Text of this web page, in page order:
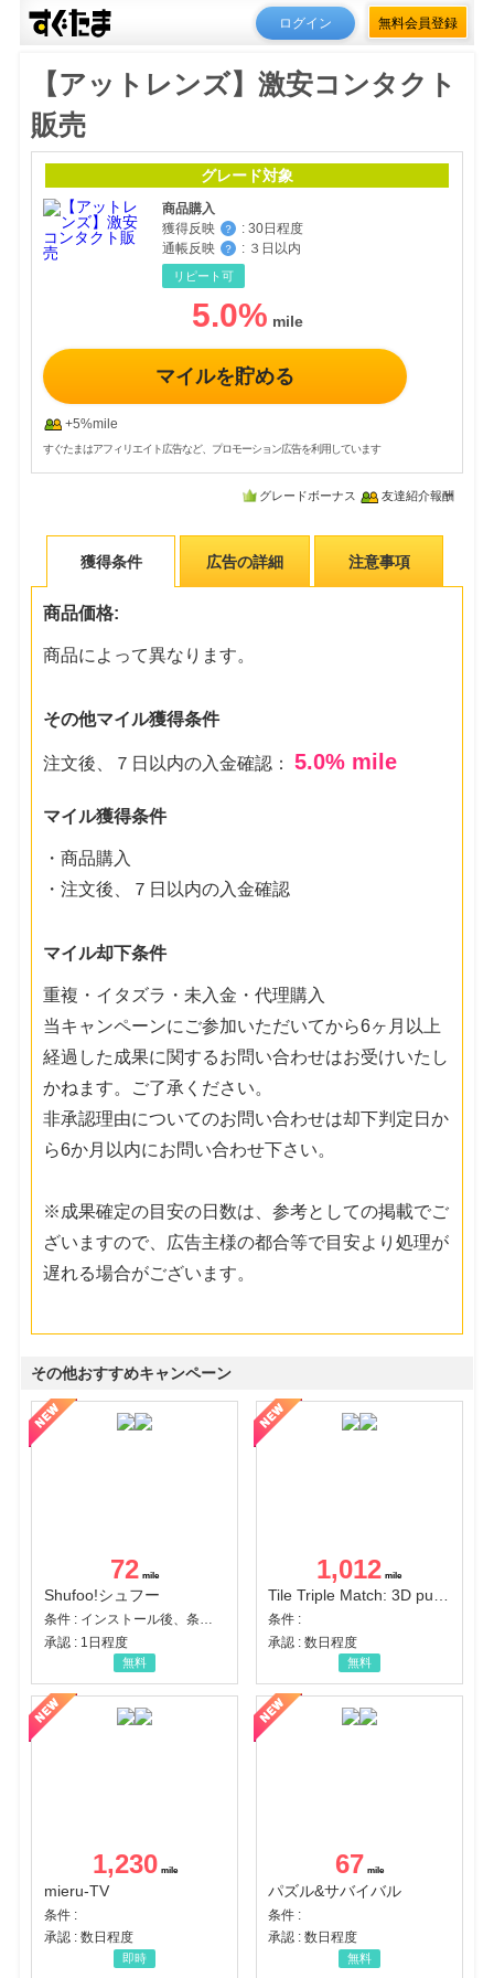
ログイン 無料会員登録
【アットレンズ】激安コンタクト
販売
グレード対象
商品購入
獲得反映
？ : 30日程度
通帳反映
？ : ３日以内
リピート可
5.0%
マイルを貯める
+5%mile
すぐたまはアフィリエイト広告など、プロモーション広告を利用しています
グレードボーナス 友達紹介報酬
獲得条件 広告の詳細 注意事項
商品価格:
商品によって異なります。
その他マイル獲得条件
注文後、７日以内の入金確認：5.0% mile
マイル獲得条件
・商品購入
・注文後、７日以内の入金確認
マイル却下条件
重複・イタズラ・未入金・代理購入
当キャンペーンにご参加いただいてから6ヶ月以上
経過した成果に関するお問い合わせはお受けいたし
かねます。ご了承ください。
非承認理由についてのお問い合わせは却下判定日か
ら6か月以内にお問い合わせ下さい。
※成果確定の目安の日数は、参考としての掲載でご
ざいますので、広告主様の都合等で目安より処理が
遅れる場合がございます。
その他おすすめキャンペーン
72
Shufoo!シュフー
条件 : インストール後、条件達成
承認 : 1日程度
無料
1,012
Tile Triple Match: 3D puzzle
条件 :
承認 : 数日程度
無料
1,230
mieru-TV
条件 :
承認 : 数日程度
即時
67
パズル&サバイバル
条件 :
承認 : 数日程度
無料